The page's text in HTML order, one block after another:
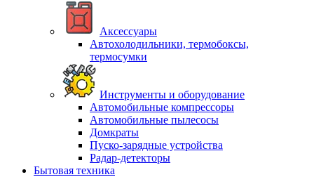
Аксессуары
Автохолодильники, термобоксы,
термосумки
Инструменты и оборудование
Автомобильные компрессоры
Автомобильные пылесосы
Домкраты
Пуско-зарядные устройства
Радар-детекторы
Бытовая техника